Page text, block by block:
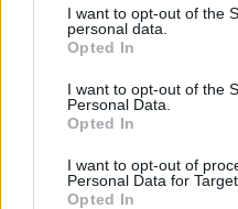
not limited to your visit or
grant or deny consent to
use your data for below
consent section.
I want to opt-out of the
personal data.
Opted In
I want to opt-out of the
Personal Data.
Opted In
I want to opt-out of
Personal Data for
Opted In
μελέτη ήταν η πρώτη
λειτουργία των
ανέφεραν επίσης
από 50% και
σκέψης – ενός από τα
κατάθλιψης.